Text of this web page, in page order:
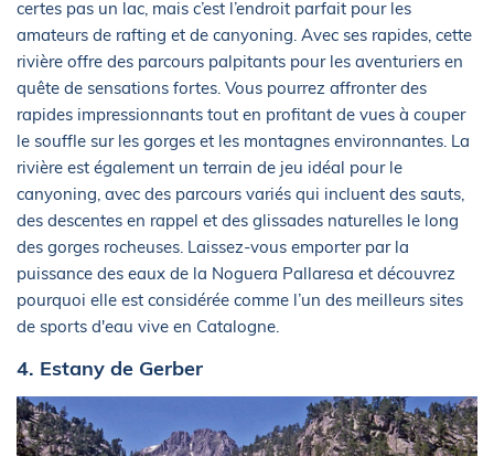
certes pas un lac, mais c’est l’endroit parfait pour les
amateurs de rafting et de canyoning. Avec ses rapides, cette
rivière offre des parcours palpitants pour les aventuriers en
quête de sensations fortes. Vous pourrez affronter des
rapides impressionnants tout en profitant de vues à couper
le souffle sur les gorges et les montagnes environnantes. La
rivière est également un terrain de jeu idéal pour le
canyoning, avec des parcours variés qui incluent des sauts,
des descentes en rappel et des glissades naturelles le long
des gorges rocheuses. Laissez-vous emporter par la
puissance des eaux de la Noguera Pallaresa et découvrez
pourquoi elle est considérée comme l’un des meilleurs sites
de sports d'eau vive en Catalogne.
4. Estany de Gerber